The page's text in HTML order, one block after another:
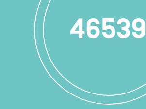
46539